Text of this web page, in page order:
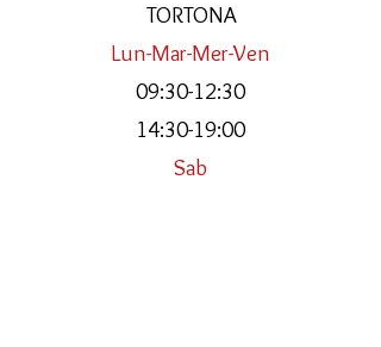
TORTONA
Lun-Mar-Mer-Ven
09:30-12:30
14:30-19:00
Sab